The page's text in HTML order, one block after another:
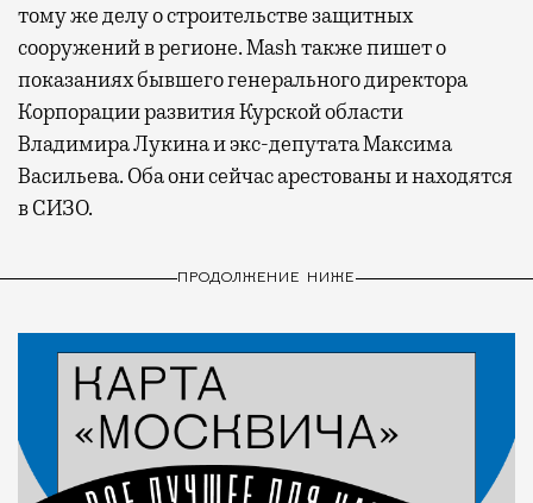
тому же делу о строительстве защитных
сооружений в регионе. Mash также пишет о
показаниях бывшего генерального директора
Корпорации развития Курской области
Владимира Лукина и экс-депутата Максима
Васильева. Оба они сейчас арестованы и находятся
в СИЗО.
ПРОДОЛЖЕНИЕ НИЖЕ